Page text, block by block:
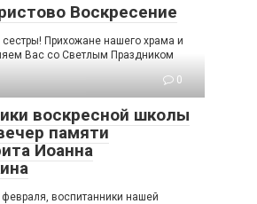
Воскресение
сестры! Прихожане нашего храма и
Вас со Светлым Праздником
0
воскресной школы
памяти
Иоанна
февраля, воспитанники нашей